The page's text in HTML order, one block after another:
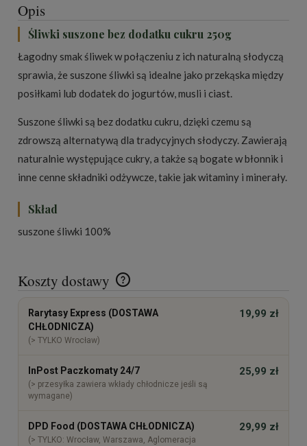
Opis
Śliwki suszone bez dodatku cukru 250g
Łagodny smak śliwek w połączeniu z ich naturalną słodyczą
sprawia, że suszone śliwki są idealne jako przekąska między
posiłkami lub dodatek do jogurtów, musli i ciast.
Suszone śliwki są bez dodatku cukru, dzięki czemu są
zdrowszą alternatywą dla tradycyjnych słodyczy. Zawierają
naturalnie występujące cukry, a także są bogate w błonnik i
inne cenne składniki odżywcze, takie jak witaminy i minerały.
Skład
suszone śliwki 100%
Koszty dostawy
Cena nie zawiera ewentualnych kosztów płatności
Rarytasy Express (DOSTAWA
CHŁODNICZA)
(> TYLKO Wrocław)
19,99 zł
InPost Paczkomaty 24/7
(> przesyłka zawiera wkłady chłodnicze jeśli są
wymagane)
25,99 zł
DPD Food (DOSTAWA CHŁODNICZA)
(> TYLKO: Wrocław, Warszawa, Aglomeracja
29,99 zł